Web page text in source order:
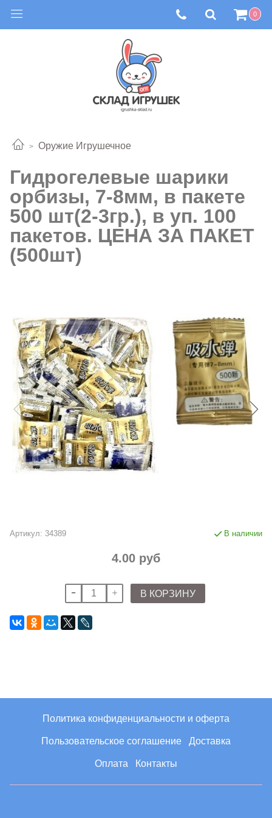
0
Оружие Игрушечное
Гидрогелевые шарики
орбизы, 7-8мм, в пакете
500 шт(2-3гр.), в уп. 100
пакетов. ЦЕНА ЗА ПАКЕТ
(500шт)
Артикул: 34389 В наличии
4.00 руб
В КОРЗИНУ
Политика конфиденциальности и оферта
Пользовательское соглашение Доставка
Оплата Контакты